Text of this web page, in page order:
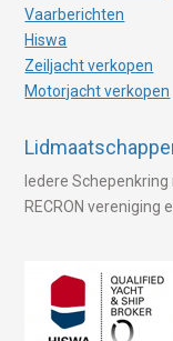
Vaarberichten
Hiswa
Zeiljacht verkopen
Motorjacht verkopen
Iedere
RECRON vereniging